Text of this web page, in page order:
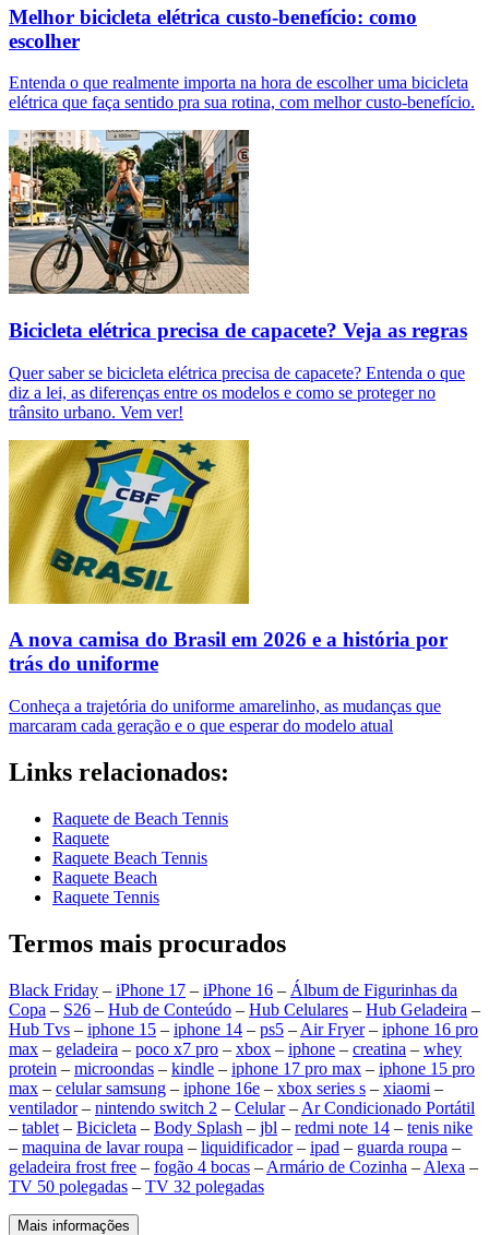
Melhor bicicleta elétrica custo-benefício: como
escolher
Entenda o que realmente importa na hora de escolher uma bicicleta
elétrica que faça sentido pra sua rotina, com melhor custo-benefício.
Bicicleta elétrica precisa de capacete? Veja as regras
Quer saber se bicicleta elétrica precisa de capacete? Entenda o que
diz a lei, as diferenças entre os modelos e como se proteger no
trânsito urbano. Vem ver!
A nova camisa do Brasil em 2026 e a história por
trás do uniforme
Conheça a trajetória do uniforme amarelinho, as mudanças que
marcaram cada geração e o que esperar do modelo atual
Links relacionados:
Raquete de Beach Tennis
Raquete
Raquete Beach Tennis
Raquete Beach
Raquete Tennis
Termos mais procurados
Black Friday – iPhone 17 – iPhone 16 – Álbum de Figurinhas da
Copa – S26 – Hub de Conteúdo – Hub Celulares – Hub Geladeira –
Hub Tvs – iphone 15 – iphone 14 – ps5 – Air Fryer– iphone 16 pro
max – geladeira – poco x7 pro – xbox – iphone – creatina – whey
protein – microondas – kindle – iphone 17 pro max – iphone 15 pro
max – celular samsung – iphone 16e – xbox series s – xiaomi –
ventilador– nintendo switch 2 – Celular– Ar Condicionado Portátil
– tablet – Bicicleta – Body Splash – jbl – redmi note 14 – tenis nike
– maquina de lavar roupa – liquidificador– ipad – guarda roupa –
geladeira frost free – fogão 4 bocas – Armário de Cozinha – Alexa –
TV 50 polegadas – TV 32 polegadas
Mais informações